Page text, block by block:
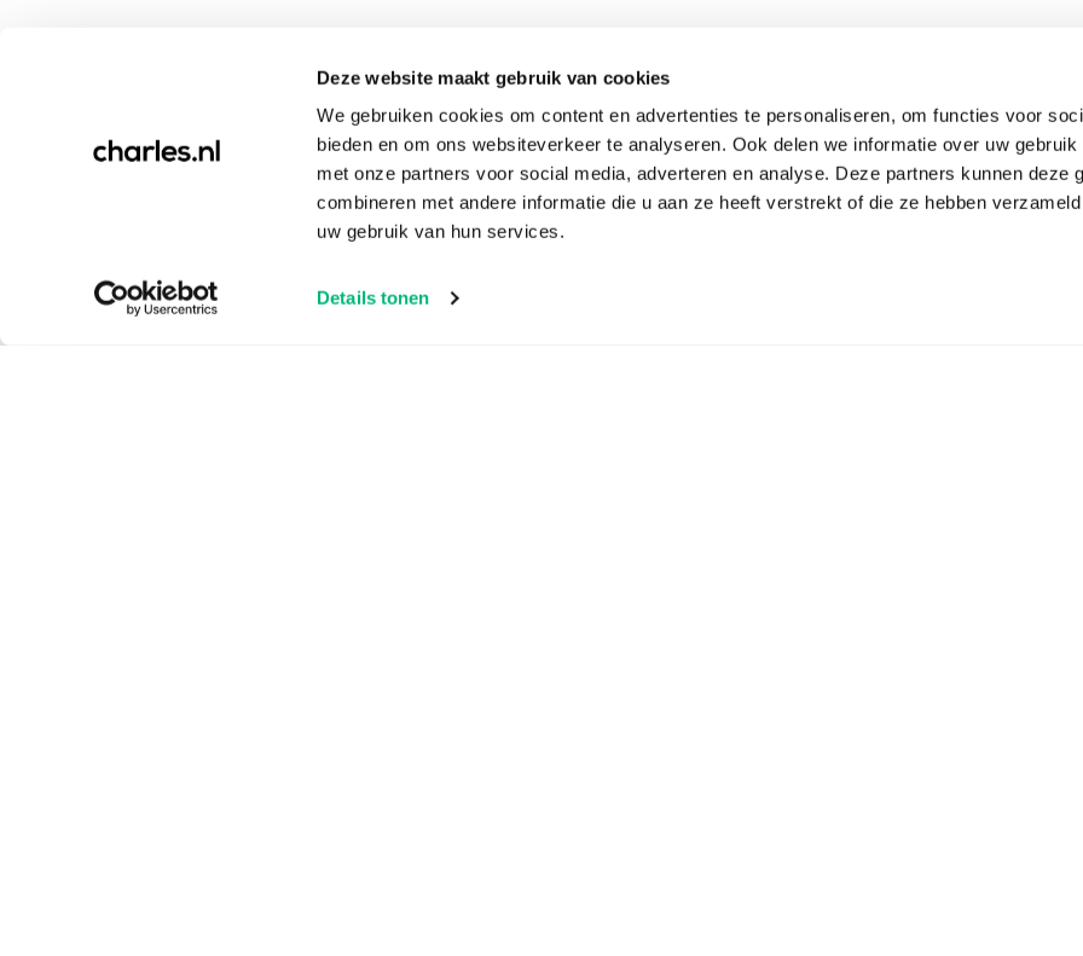
Deze website maakt gebruik van cookies
We gebruiken cookies om content en advertenties te personaliseren, om functies voor
bieden en om ons websiteverkeer te analyseren. Ook delen we informatie over uw
met onze partners voor social media, adverteren en analyse. Deze partners kunnen deze
combineren met andere informatie die u aan ze heeft verstrekt of die ze hebben
uw gebruik van hun services.
Details tonen
Amarone della Valpolicella: Een van de meest geprezen wijnen van Zenato is Amarone della Valpolicella. Deze
staat bekend om zijn complexiteit en diepte. Amarone wordt gemaakt door de druiven (vaak Corvina,
geperst, wat resulteert in een geconcentreerde en volle wijn met aroma's van gedroogd fruit, kruiden en
Lugana: Zenato is ook beroemd om zijn productie van witte wijnen, vooral die uit de Lugana DOC. Zenato
Lugana-druif en staan bekend om hun frisse, levendige karakter met fruitige aroma's en een minerale toets.
Zenato als wijn geschenk